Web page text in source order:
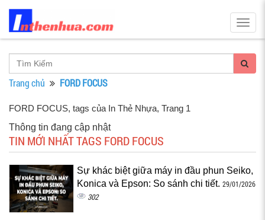
Trang chủ FORD FOCUS
FORD FOCUS, tags của In Thẻ Nhựa, Trang 1
Thông tin đang cập nhật
TIN MỚI NHẤT TAGS FORD FOCUS
Sự khác biệt giữa máy in đầu phun Seiko,
Konica và Epson: So sánh chi tiết. 29/01/2026
302